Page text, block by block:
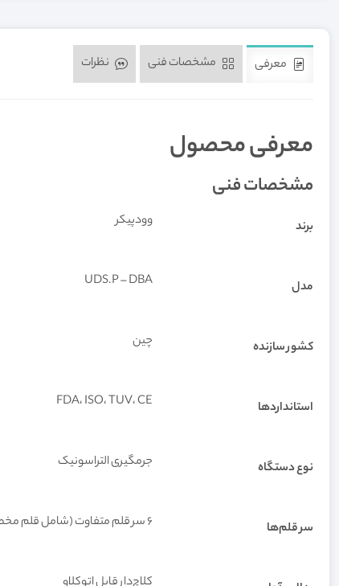
معرفی
معرفی محصول
مشخصات فنی
برند وودپیکر
مدل UDS.P – DBA
کشور سازنده چین
استانداردها FDA، ISO، TUV، CE
نوع دستگاه جرمگیری التراسونیک
سر قلم‌ها ۶ سر قلم متفاوت (شامل قلم مخصوص اندو)